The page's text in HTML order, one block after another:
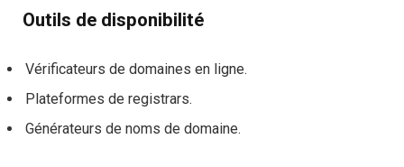
Outils de disponibilité
Vérificateurs de domaines en ligne.
Plateformes de registrars.
Générateurs de noms de domaine.